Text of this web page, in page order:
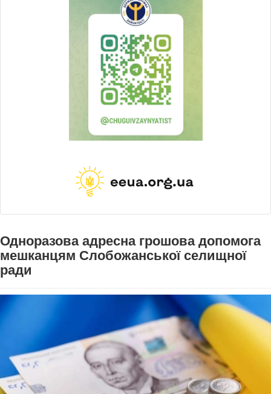
Одноразова адресна грошова допомога
мешканцям Слобожанської селищної
ради